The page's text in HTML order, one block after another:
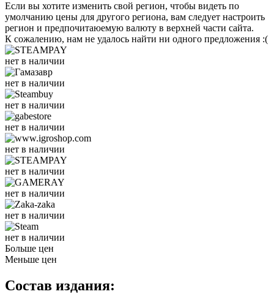
Если вы хотите изменить свой регион, чтобы видеть по
умолчанию цены для другого региона, вам следует настроить
регион и предпочитаюемую валюту в верхней части сайта.
К сожалению, нам не удалось найти ни одного предложения :(
нет в наличии
нет в наличии
нет в наличии
нет в наличии
нет в наличии
нет в наличии
нет в наличии
нет в наличии
нет в наличии
Больше цен
Меньше цен
Состав издания: